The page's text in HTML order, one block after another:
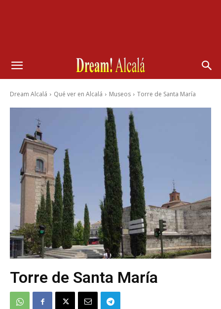
Dream Alcalá Qué ver en Alcalá Museos Torre de Santa María
Torre de Santa María